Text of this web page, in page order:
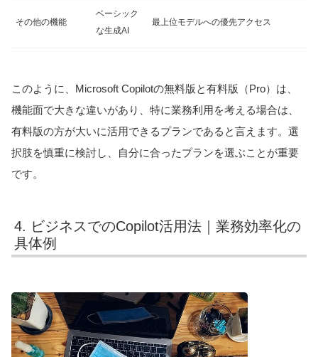
その他の機能
ベーシック
な生成AI
最上位モデルへの優先アクセス
このように、Microsoft Copilotの無料版と有料版（Pro）は、
機能面で大きな違いがあり、特に業務利用を考える場合は、
有料版の方が大いに活用できるプランであると言えます。選
択肢を慎重に検討し、自分に合ったプランを選ぶことが重要
です。
4. ビジネスでのCopilot活用法｜業務効率化の
具体例